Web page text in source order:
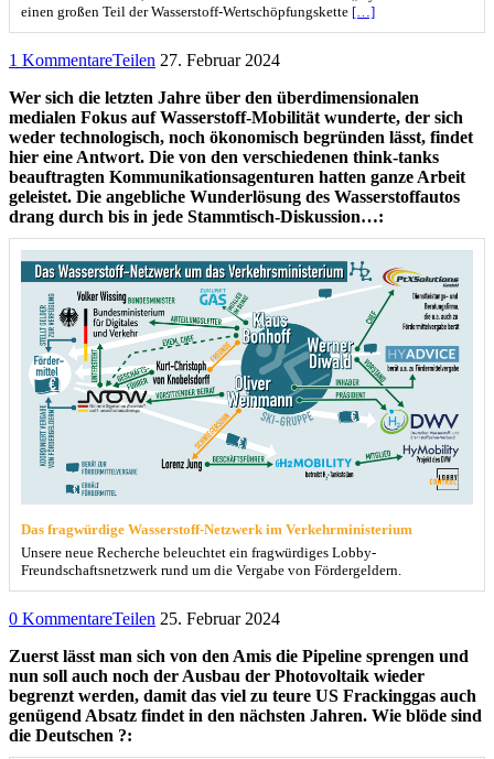
einen großen Teil der Wasserstoff-Wertschöpfungskette […]
1 KommentareTeilen 27. Februar 2024
Wer sich die letzten Jahre über den überdimensionalen
medialen Fokus auf Wasserstoff-Mobilität wunderte, der sich
weder technologisch, noch ökonomisch begründen lässt, findet
hier eine Antwort. Die von den verschiedenen think-tanks
beauftragten Kommunikationsagenturen hatten ganze Arbeit
geleistet. Die angebliche Wunderlösung des Wasserstoffautos
drang durch bis in jede Stammtisch-Diskussion…:
Das fragwürdige Wasserstoff-Netzwerk im Verkehrministerium
Unsere neue Recherche beleuchtet ein fragwürdiges Lobby-
Freundschaftsnetzwerk rund um die Vergabe von Fördergeldern.
0 KommentareTeilen 25. Februar 2024
Zuerst lässt man sich von den Amis die Pipeline sprengen und
nun soll auch noch der Ausbau der Photovoltaik wieder
begrenzt werden, damit das viel zu teure US Frackinggas auch
genügend Absatz findet in den nächsten Jahren. Wie blöde sind
die Deutschen ?: